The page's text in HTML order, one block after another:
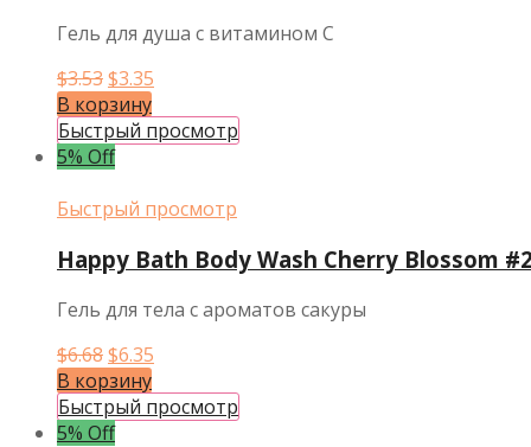
Гель для душа с витамином C
$3.53Первоначальная
цена
составляла
$3.53.
$3.35
$3.35.
В корзину
Быстрый просмотр
5% Off
Быстрый просмотр
Happy Bath Body Wash Cherry Blossom
Гель для тела с ароматов сакуры
$6.68Первоначальная
цена
составляла
$6.68.
$6.35
$6.35.
В корзину
Быстрый просмотр
5% Off